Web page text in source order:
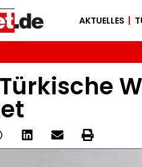
AKTUELLES
Türkische